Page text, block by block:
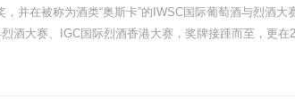
并在被称为酒类“奥斯卡”的IWSC国际葡萄酒与烈酒大
酒大赛、IGC国际烈酒香港大赛，奖牌接踵而至，更在